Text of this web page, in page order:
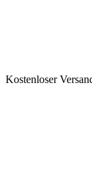
Kostenloser